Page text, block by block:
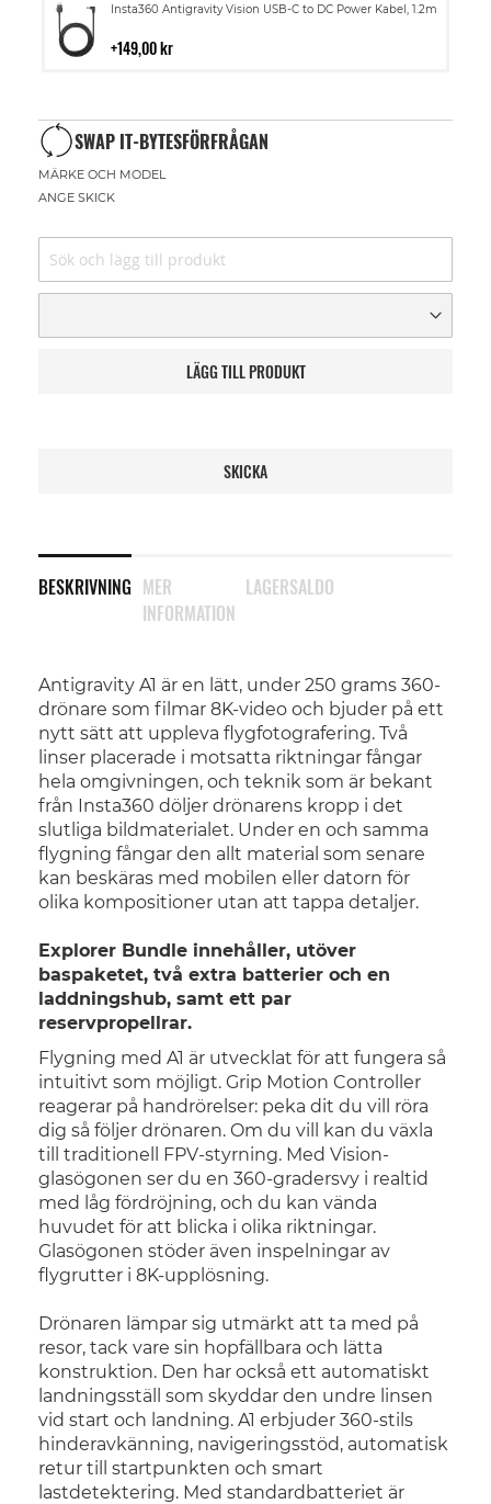
Insta360 Antigravity Vision USB-C to DC Power Kabel, 1.2m
149,00 kr
Lägg
i
SWAP IT-BYTESFÖRFRÅGAN
MÄRKE OCH MODEL
ANGE SKICK
LÄGG TILL PRODUKT
SKICKA
BESKRIVNING
Antigravity A1 är en lätt, under 250 grams 360-
drönare som filmar 8K-video och bjuder på ett
nytt sätt att uppleva flygfotografering. Två
linser placerade i motsatta riktningar fångar
hela omgivningen, och teknik som är bekant
från Insta360 döljer drönarens kropp i det
slutliga bildmaterialet. Under en och samma
flygning fångar den allt material som senare
kan beskäras med mobilen eller datorn för
olika kompositioner utan att tappa detaljer.
Explorer Bundle innehåller, utöver
baspaketet, två extra batterier och en
laddningshub, samt ett par
reservpropellrar.
Flygning med A1 är utvecklat för att fungera så
intuitivt som möjligt. Grip Motion Controller
reagerar på handrörelser: peka dit du vill röra
dig så följer drönaren. Om du vill kan du växla
till traditionell FPV-styrning. Med Vision-
glasögonen ser du en 360-gradersvy i realtid
med låg fördröjning, och du kan vända
huvudet för att blicka i olika riktningar.
Glasögonen stöder även inspelningar av
flygrutter i 8K-upplösning.
Drönaren lämpar sig utmärkt att ta med på
resor, tack vare sin hopfällbara och lätta
konstruktion. Den har också ett automatiskt
landningsställ som skyddar den undre linsen
vid start och landning. A1 erbjuder 360-stils
hinderavkänning, navigeringsstöd, automatisk
retur till startpunkten och smart
lastdetektering. Med standardbatteriet är
MER
INFORMATION
LAGERSALDO